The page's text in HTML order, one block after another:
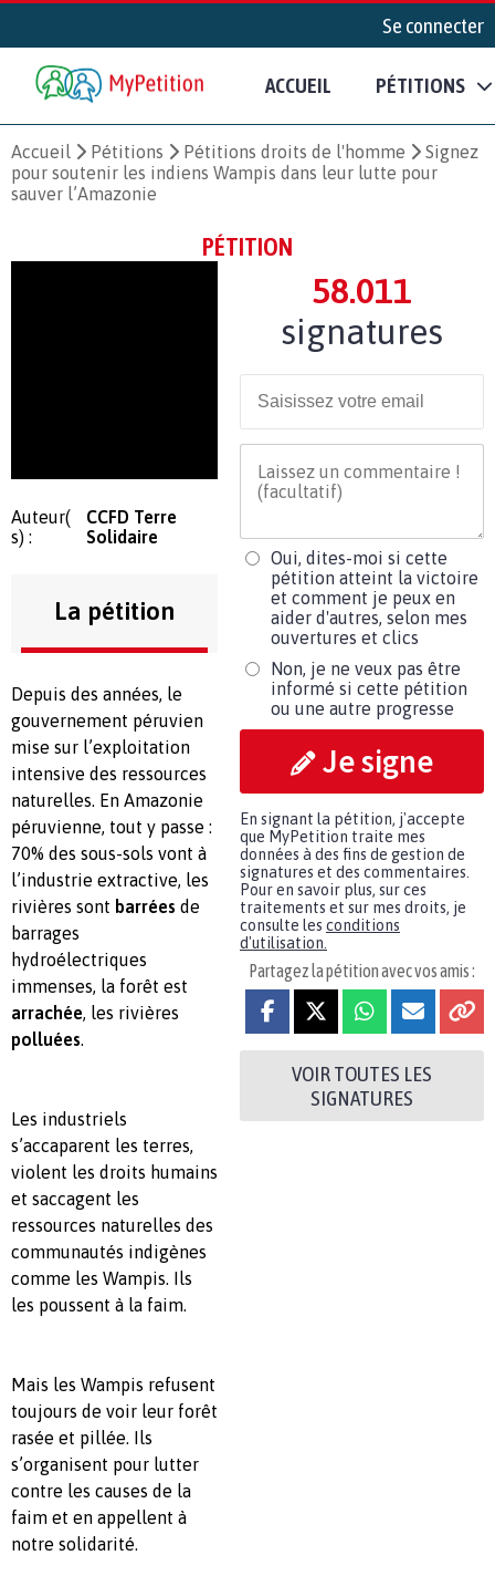
Se connecter
ACCUEIL PÉTITIONS
Accueil Pétitions Pétitions droits de l'homme
Signez
pour soutenir les indiens Wampis dans leur lutte pour
sauver l’Amazonie
PÉTITION
Auteur(
s) :
CCFD Terre
Solidaire
La pétition
Depuis des années, le
gouvernement péruvien
mise sur l’exploitation
intensive des ressources
naturelles. En Amazonie
péruvienne, tout y passe :
70% des sous-sols vont à
l’industrie extractive, les
rivières sont barrées de
barrages
hydroélectriques
immenses, la forêt est
arrachée, les rivières
polluées.
Les industriels
s’accaparent les terres,
violent les droits humains
et saccagent les
ressources naturelles des
communautés indigènes
comme les Wampis. Ils
les poussent à la faim.
Mais les Wampis refusent
toujours de voir leur forêt
rasée et pillée. Ils
s’organisent pour lutter
contre les causes de la
faim et en appellent à
notre solidarité.
58.011
signatures
Oui, dites-moi si cette
pétition atteint la victoire
et comment je peux en
aider d'autres, selon mes
ouvertures et clics
Non, je ne veux pas être
informé si cette pétition
ou une autre progresse
Je signe
En signant la pétition, j'accepte
que MyPetition traite mes
données à des fins de gestion de
signatures et des commentaires.
Pour en savoir plus, sur ces
traitements et sur mes droits, je
consulte les conditions
d'utilisation.
Partagez la pétition avec vos amis :
VOIR TOUTES LES
SIGNATURES